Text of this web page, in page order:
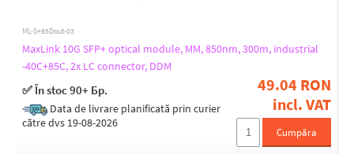
ML-S+85Dout-03
MaxLink 10G SFP+ optical module, MM, 850nm, 300m, industrial
-40C+85C, 2x LC connector, DDM
✅ În stoc 90+ Бр.
Data de livrare planificată prin curier
către dvs 19-08-2026
49.04 RON
incl. VAT
Cumpăra